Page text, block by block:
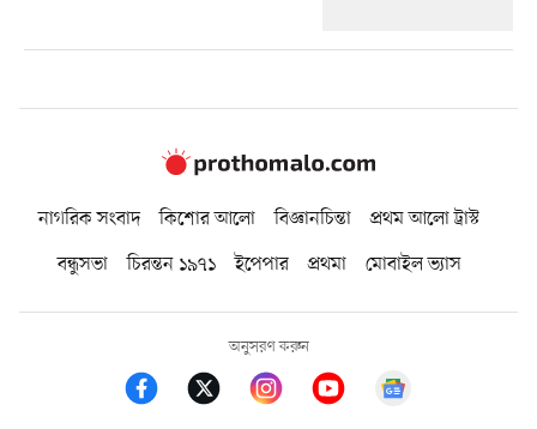
নাগরিক সংবাদ কিশোর আলো বিজ্ঞানচিন্তা
প্রথম আলো ট্রাস্ট
বন্ধুসভা
চিরন্তন ১৯৭১ ইপেপার প্রথমা মোবাইল ভ্যাস
অনুসরণ করুন